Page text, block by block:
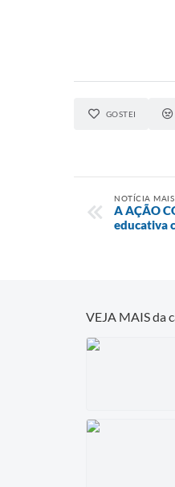
GOSTEI
NOTÍCIA MAIS
A AÇÃO
educativa
VEJA MAIS da